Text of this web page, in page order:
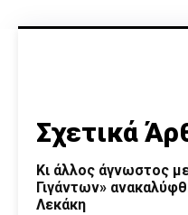
Σχετικά
Κι άλλος άγνωστος
Γιγάντων»
Λεκάκη